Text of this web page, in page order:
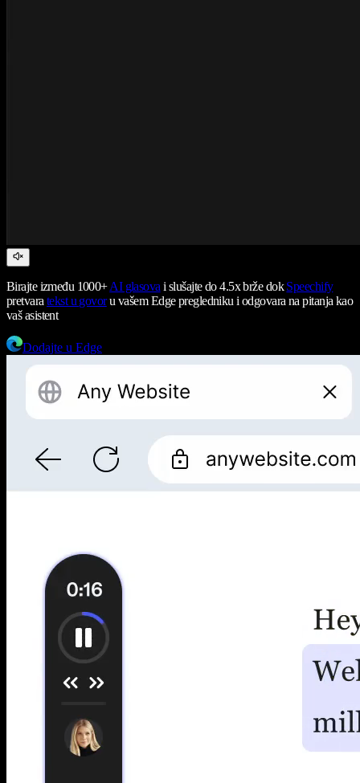
Birajte između 1000+AI glasova i slušajte do 4.5x brže dokSpeechify
pretvara tekst u govoru vašem Edge pregledniku i odgovara na pitanja kao
vaš asistent
Dodajte u Edge